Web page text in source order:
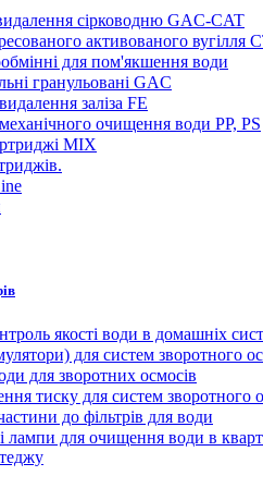
сірководню GAC-CAT
активованого вугілля
для пом'якшення води
гранульовані GAC
заліза FE
очищення води PP, PS
MIX
якості води в домашніх
для систем зворотного
для зворотних осмосів
тиску для систем зворотного
до фільтрів для води
лампи для очищення води в